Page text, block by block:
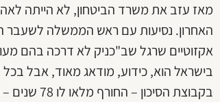
מאז עזב את משרד הביטחון, לא הייתה
האחרון. נסיעות עם ראש הממשלה לשעבר
אקזוטיים שרגל שב"כניק לא דרכה בהם
בישראל הוא, כידוע, מודאג מאוד, אבל
בקבוצת הסיכון – החורף מלאו לו 78 שנים – הוא לא מתקשה להירדם בלילה.